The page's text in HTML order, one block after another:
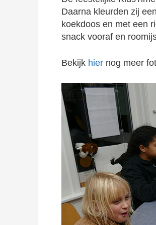
Daarna kleurden zij
koekdoos en met een
snack vooraf en
Bekijk hier nog meer